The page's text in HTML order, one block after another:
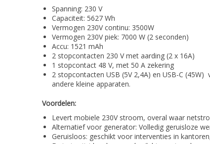
Spanning: 230 V
Capaciteit: 5627 Wh
Vermogen 230V continu: 3500W
Vermogen 230V piek: 7000 W (2 seconden)
Accu: 1521 mAh
2 stopcontacten 230 V met aarding (2 x 16A)
1 stopcontact 48 V, met 50 A zekering
2 stopcontacten USB (5V 2,4A) en USB-C
andere kleine apparaten.
Voordelen:
Levert mobiele 230V stroom, overal waar
Alternatief voor generator: Volledig geruisloze
Geruisloos: geschikt voor interventies in